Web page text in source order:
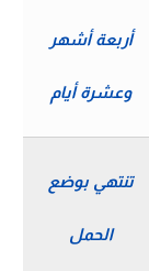
أربعة أشهر
وعشرة أيام
تنتهي بوضع
الحمل